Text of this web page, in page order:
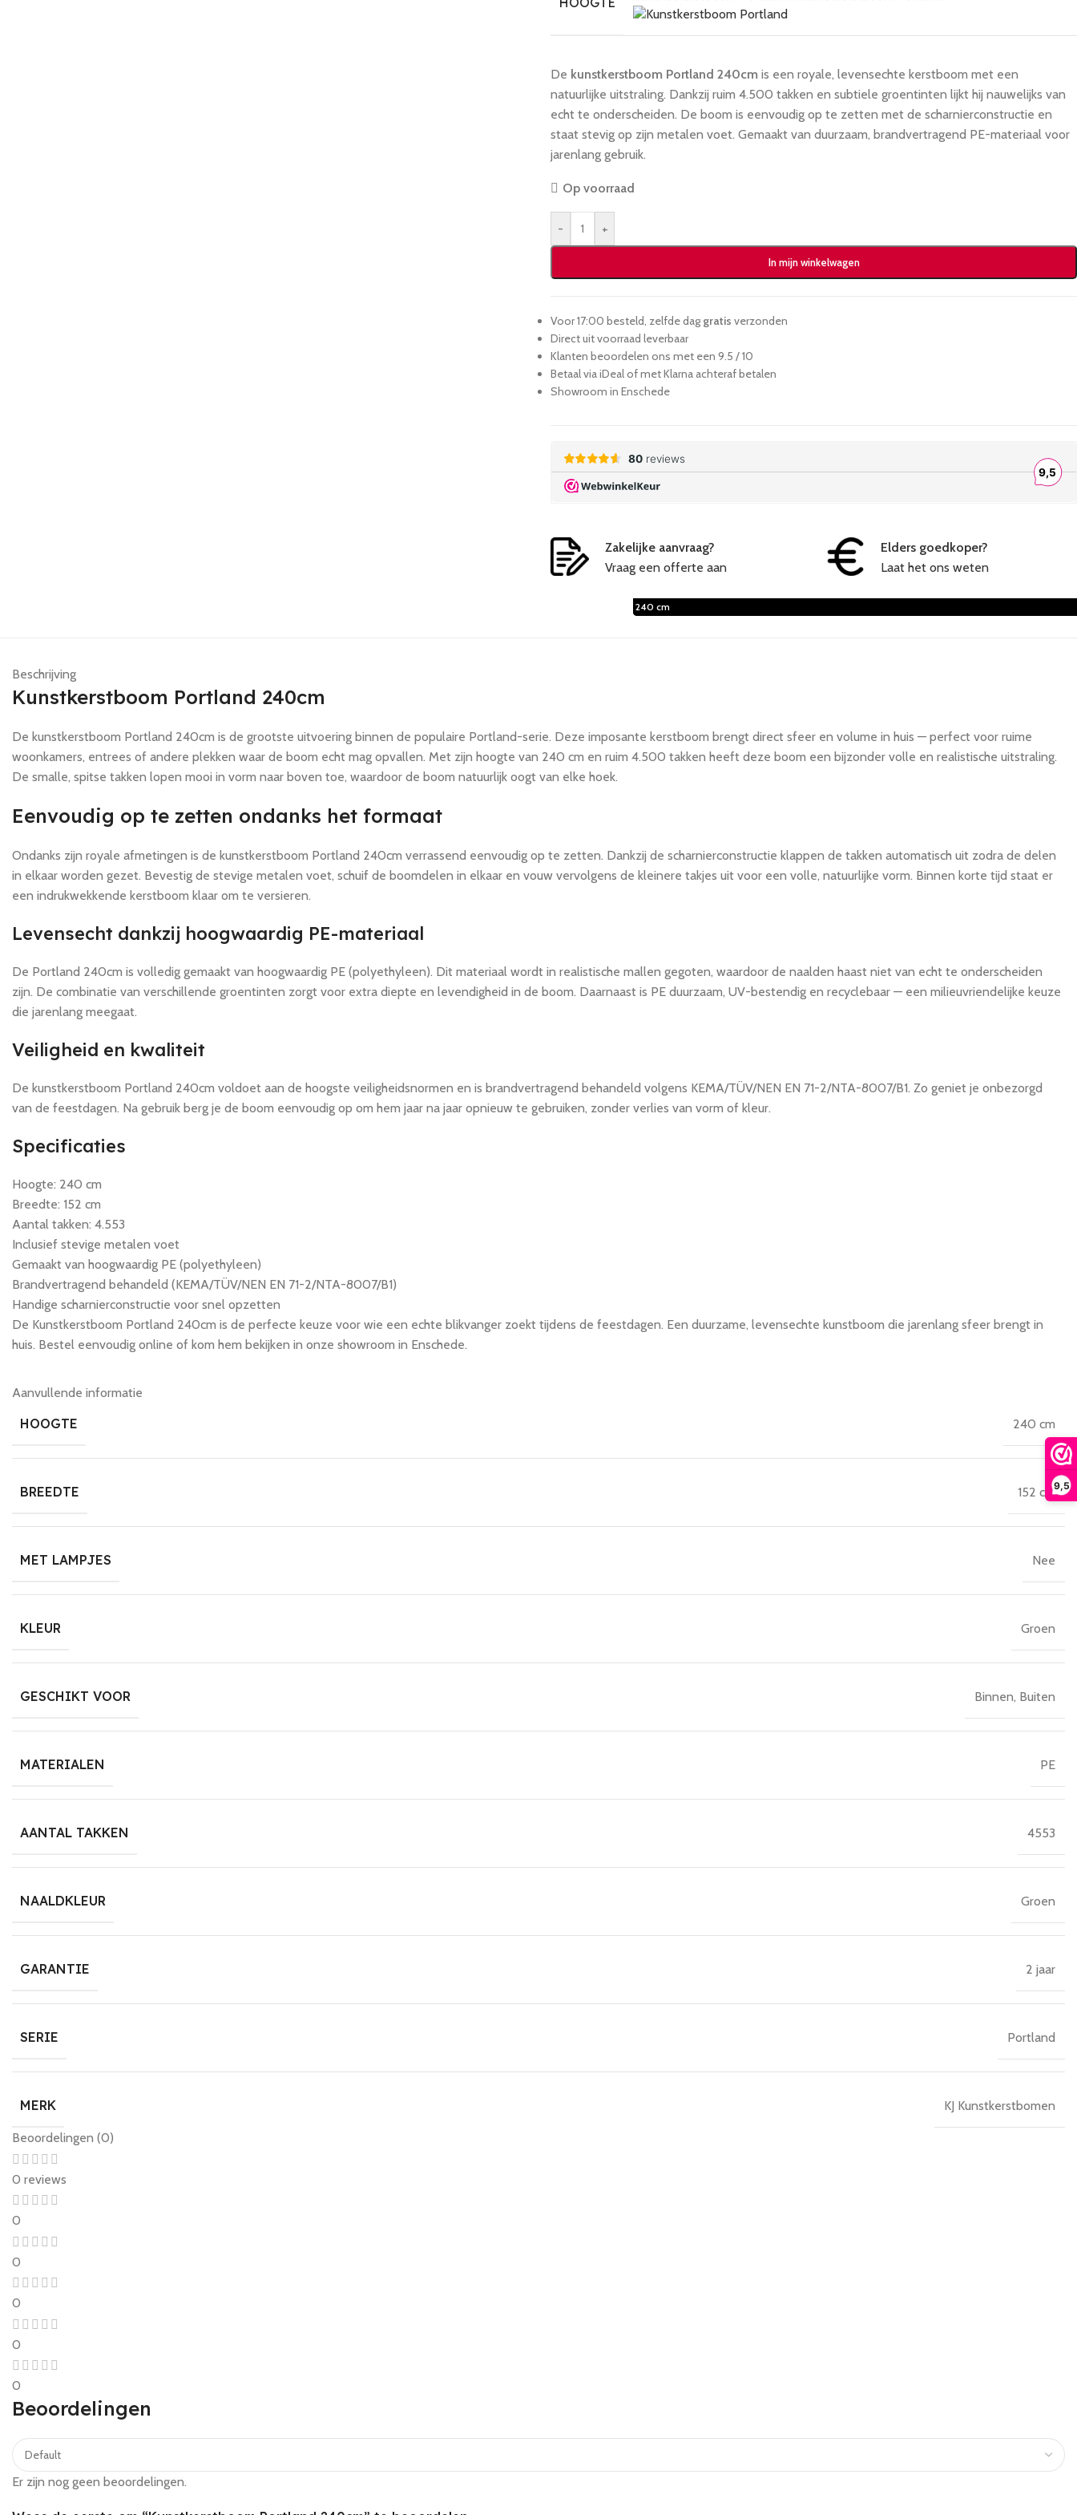
9,5
180 cm
210 cm
240 cm
De kunstkerstboom Portland 240cm is een royale, levensechte kerstboom met een
natuurlijke uitstraling. Dankzij ruim 4.500 takken en subtiele groentinten lijkt hij nauwelijks van
echt te onderscheiden. De boom is eenvoudig op te zetten met de scharnierconstructie en
staat stevig op zijn metalen voet. Gemaakt van duurzaam, brandvertragend PE-materiaal voor
jarenlang gebruik.
Op voorraad
- +
In mijn winkelwagen
Voor 17:00 besteld, zelfde dag gratis verzonden
Direct uit voorraad leverbaar
Klanten beoordelen ons met een 9.5 / 10
Betaal via iDeal of met Klarna achteraf betalen
Showroom in Enschede
Zakelijke aanvraag?
Vraag een offerte aan
Elders goedkoper?
Laat het ons weten
Beschrijving
Kunstkerstboom Portland 240cm
De kunstkerstboom Portland 240cm is de grootste uitvoering binnen de populaire Portland-serie. Deze imposante kerstboom brengt direct sfeer en volume in huis — perfect voor ruime
woonkamers, entrees of andere plekken waar de boom echt mag opvallen. Met zijn hoogte van 240 cm en ruim 4.500 takken heeft deze boom een bijzonder volle en realistische uitstraling.
De smalle, spitse takken lopen mooi in vorm naar boven toe, waardoor de boom natuurlijk oogt van elke hoek.
Eenvoudig op te zetten ondanks het formaat
Ondanks zijn royale afmetingen is de kunstkerstboom Portland 240cm verrassend eenvoudig op te zetten. Dankzij de scharnierconstructie klappen de takken automatisch uit zodra de delen
in elkaar worden gezet. Bevestig de stevige metalen voet, schuif de boomdelen in elkaar en vouw vervolgens de kleinere takjes uit voor een volle, natuurlijke vorm. Binnen korte tijd staat er
een indrukwekkende kerstboom klaar om te versieren.
Levensecht dankzij hoogwaardig PE-materiaal
De Portland 240cm is volledig gemaakt van hoogwaardig PE (polyethyleen). Dit materiaal wordt in realistische mallen gegoten, waardoor de naalden haast niet van echt te onderscheiden
zijn. De combinatie van verschillende groentinten zorgt voor extra diepte en levendigheid in de boom. Daarnaast is PE duurzaam, UV-bestendig en recyclebaar — een milieuvriendelijke keuze
die jarenlang meegaat.
Veiligheid en kwaliteit
De kunstkerstboom Portland 240cm voldoet aan de hoogste veiligheidsnormen en is brandvertragend behandeld volgens KEMA/TÜV/NEN EN 71-2/NTA-8007/B1. Zo geniet je onbezorgd
van de feestdagen. Na gebruik berg je de boom eenvoudig op om hem jaar na jaar opnieuw te gebruiken, zonder verlies van vorm of kleur.
Specificaties
Hoogte: 240 cm
Breedte: 152 cm
Aantal takken: 4.553
Inclusief stevige metalen voet
Gemaakt van hoogwaardig PE (polyethyleen)
Brandvertragend behandeld (KEMA/TÜV/NEN EN 71-2/NTA-8007/B1)
Handige scharnierconstructie voor snel opzetten
De Kunstkerstboom Portland 240cm is de perfecte keuze voor wie een echte blikvanger zoekt tijdens de feestdagen. Een duurzame, levensechte kunstboom die jarenlang sfeer brengt in
huis. Bestel eenvoudig online of kom hem bekijken in onze showroom in Enschede.
Aanvullende informatie
HOOGTE 240 cm
BREEDTE 152 cm
MET LAMPJES Nee
KLEUR Groen
GESCHIKT VOOR Binnen, Buiten
MATERIALEN PE
AANTAL TAKKEN 4553
NAALDKLEUR Groen
GARANTIE 2 jaar
SERIE Portland
MERK KJ Kunstkerstbomen
Beoordelingen (0)
0 reviews
0
0
0
0
0
Beoordelingen
Er zijn nog geen beoordelingen.